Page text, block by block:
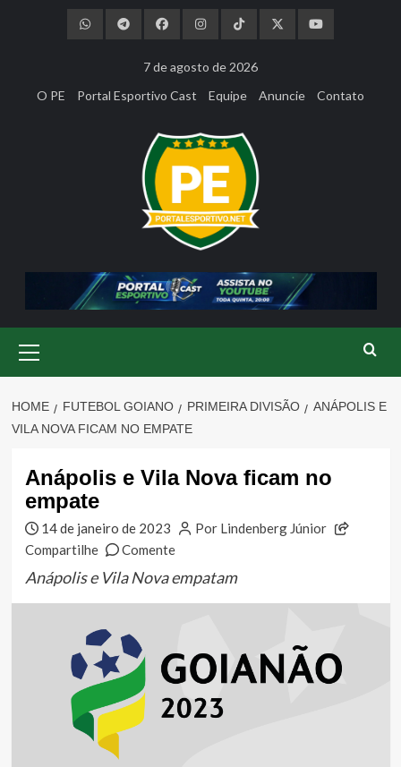
7 de agosto de 2026
O PE
Portal Esportivo Cast Equipe Anuncie Contato
Menu
HOME FUTEBOL GOIANO PRIMEIRA DIVISÃO
ANÁPOLIS E
VILA NOVA FICAM NO EMPATE
Anápolis e Vila Nova ficam no
empate
14 de janeiro de 2023
Por Lindenberg Júnior
Compartilhe
Comente
Anápolis e Vila Nova empatam